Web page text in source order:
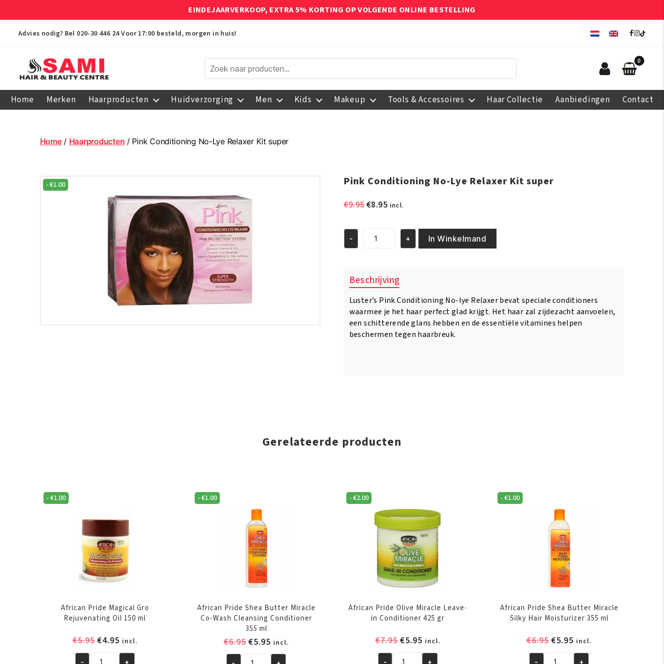
EINDEJAARVERKOOP, EXTRA 5% KORTING OP VOLGENDE ONLINE BESTELLING
Advies nodig? Bel 020-30 446 24 Voor 17:00 besteld, morgen in huis!
Hair
Centre
0
Home Merken Haarproducten Huidverzorging Men Kids Makeup Tools & Accessoires Haar Collectie Aanbiedingen Contact
Home/ Haarproducten / Pink Conditioning No-Lye Relaxer Kit super
- €1.00 Pink Conditioning No-Lye Relaxer Kit super
€9.95Oorspronkelijke
€9.95.
€8.95Huidige
€8.95.
incl.
Pink
Relaxer
super
aantal
- + In Winkelmand
Beschrijving
Luster’s Pink Conditioning No-lye Relaxer bevat speciale conditioners
waarmee je het haar perfect glad krijgt. Het haar zal zijdezacht aanvoelen,
een schitterende glans hebben en de essentiële vitamines helpen
beschermen tegen haarbreuk.
Gerelateerde producten
- €1.00
African Pride Magical Gro
Rejuvenating Oil 150 ml
€5.95 Oorspronkelijke
€4.95Huidige
prijs
incl.
- +
-€1.00
African Pride Shea Butter Miracle
Co-Wash Cleansing Conditioner
355 ml
€6.95Oorspronkelijke
€5.95 Huidige
prijs
incl.
- €2.00
African Pride Olive Miracle Leave-
in Conditioner 425 gr
€7.95 Oorspronkelijke
€5.95Huidige
prijs
incl.
- +
-€1.00
African Pride Shea Butter Miracle
Silky Hair Moisturizer 355 ml
€6.95 Oorspronkelijke
€5.95 Huidige
prijs
incl.
- +